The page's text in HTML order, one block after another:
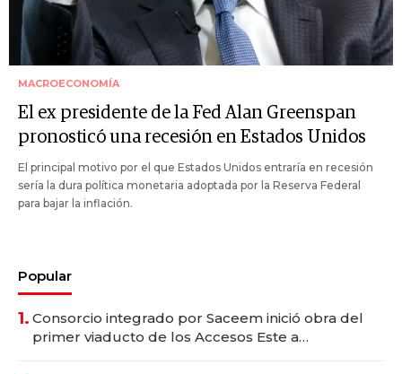
MACROECONOMÍA
El ex presidente de la Fed Alan Greenspan
pronosticó una recesión en Estados Unidos
El principal motivo por el que Estados Unidos entraría en recesión
sería la dura política monetaria adoptada por la Reserva Federal
para bajar la inflación.
Popular
1. Consorcio integrado por Saceem inició obra del
primer viaducto de los Accesos Este a